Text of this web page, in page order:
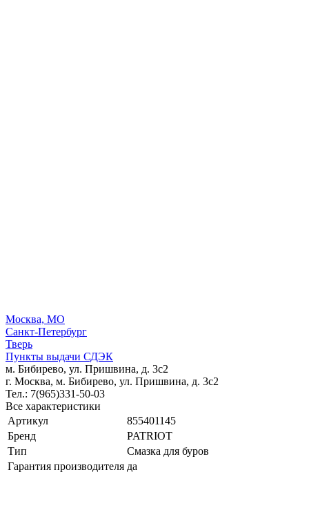
Москва, МО
Санкт-Петербург
Тверь
Пункты выдачи СДЭК
м. Бибирево, ул. Пришвина, д. 3с2
г. Москва, м. Бибирево, ул. Пришвина, д. 3с2
Тел.: 7(965)331-50-03
Все характеристики
Артикул
855401145
Бренд
PATRIOT
Тип
Смазка для буров
Гарантия производителя да